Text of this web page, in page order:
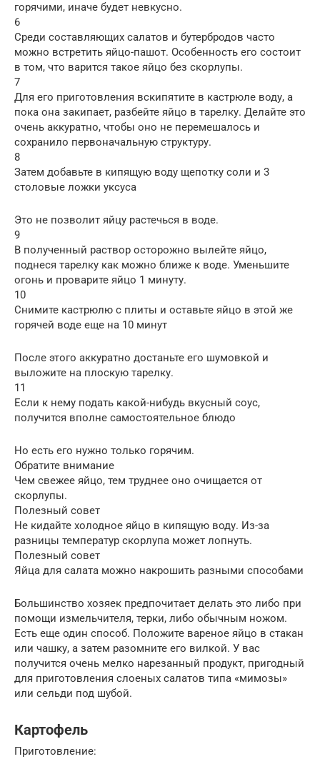
горячими, иначе будет невкусно.
6
Среди составляющих салатов и бутербродов часто
можно встретить яйцо-пашот. Особенность его состоит
в том, что варится такое яйцо без скорлупы.
7
Для его приготовления вскипятите в кастрюле воду, а
пока она закипает, разбейте яйцо в тарелку. Делайте это
очень аккуратно, чтобы оно не перемешалось и
сохранило первоначальную структуру.
8
Затем добавьте в кипящую воду щепотку соли и 3
столовые ложки уксуса
Это не позволит яйцу растечься в воде.
9
В полученный раствор осторожно вылейте яйцо,
поднеся тарелку как можно ближе к воде. Уменьшите
огонь и проварите яйцо 1 минуту.
10
Снимите кастрюлю с плиты и оставьте яйцо в этой же
горячей воде еще на 10 минут
После этого аккуратно достаньте его шумовкой и
выложите на плоскую тарелку.
11
Если к нему подать какой-нибудь вкусный соус,
получится вполне самостоятельное блюдо
Но есть его нужно только горячим.
Обратите внимание
Чем свежее яйцо, тем труднее оно очищается от
скорлупы.
Полезный совет
Не кидайте холодное яйцо в кипящую воду. Из-за
разницы температур скорлупа может лопнуть.
Полезный совет
Яйца для салата можно накрошить разными способами
Большинство хозяек предпочитает делать это либо при
помощи измельчителя, терки, либо обычным ножом.
Есть еще один способ. Положите вареное яйцо в стакан
или чашку, а затем разомните его вилкой. У вас
получится очень мелко нарезанный продукт, пригодный
для приготовления слоеных салатов типа «мимозы»
или сельди под шубой.
Картофель
Приготовление: